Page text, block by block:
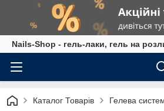
Nails-Shop - гель-лаки, гель на
Каталог Товарів Гелева